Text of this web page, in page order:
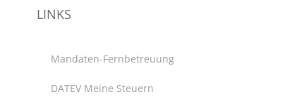
LINKS
Mandaten-Fernbetreuung
DATEV Meine Steuern